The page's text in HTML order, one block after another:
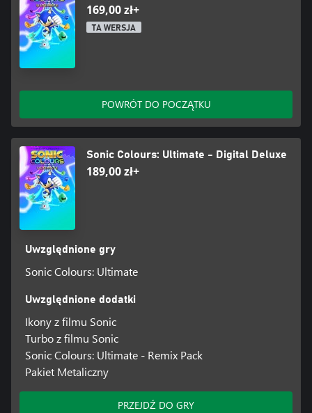
169,00 zł+
TA WERSJA
POWRÓT DO POCZĄTKU
Sonic Colours: Ultimate - Digital Deluxe
189,00 zł+
Uwzględnione gry
Sonic Colours: Ultimate
Uwzględnione dodatki
Ikony z filmu Sonic
Turbo z filmu Sonic
Sonic Colours: Ultimate - Remix Pack
Pakiet Metaliczny
PRZEJDŹ DO GRY